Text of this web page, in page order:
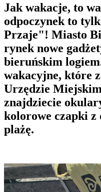
Jak wakacje, to
odpoczynek to
Przaje"! Miasto
rynek nowe
bieruńskim
wakacyjne, które
Urzędzie
znajdziecie
kolorowe czapki z
plażę.